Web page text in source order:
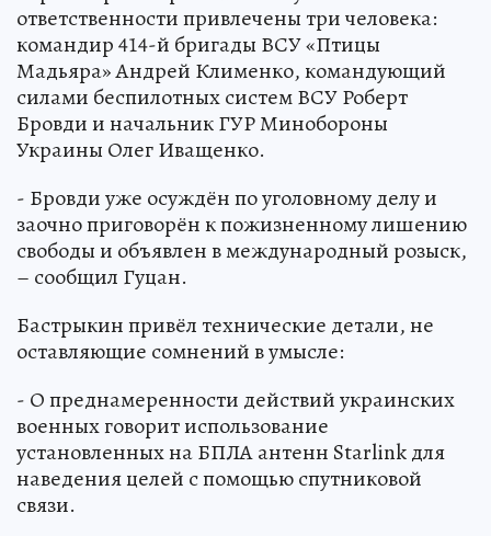
ответственности привлечены три человека:
командир 414-й бригады ВСУ «Птицы
Мадьяра» Андрей Клименко, командующий
силами беспилотных систем ВСУ Роберт
Бровди и начальник ГУР Минобороны
Украины Олег Иващенко.
- Бровди уже осуждён по уголовному делу и
заочно приговорён к пожизненному лишению
свободы и объявлен в международный розыск,
– сообщил Гуцан.
Бастрыкин привёл технические детали, не
оставляющие сомнений в умысле:
- О преднамеренности действий украинских
военных говорит использование
установленных на БПЛА антенн Starlink для
наведения целей с помощью спутниковой
связи.